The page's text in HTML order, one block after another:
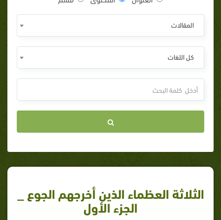
المقالات
كل اللغات
الثلاثة العظماء الذين أخرجهم الجوع _
الجزء الأول